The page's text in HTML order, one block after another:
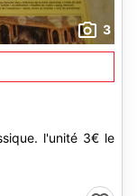
3
l'unité 3€ le